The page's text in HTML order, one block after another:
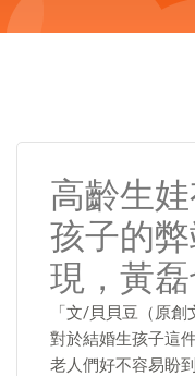
高齡生
孩子的
現，黃
「文/貝貝豆（原創
對於結婚生孩子這
老人們好不容易盼